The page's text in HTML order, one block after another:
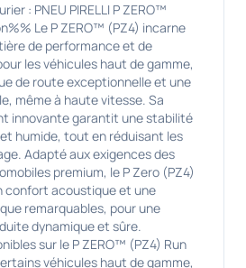
: PNEU PIRELLI P ZERO™
Le P ZERO™ (PZ4) incarne
de performance et de
les véhicules haut de gamme,
de route exceptionnelle et une
même à haute vitesse. Sa
innovante garantit une stabilité
humide, tout en réduisant les
Adapté aux exigences des
premium, le P Zero (PZ4)
confort acoustique et une
remarquables, pour une
dynamique et sûre.
sur le P ZERO™ (PZ4) Run
véhicules haut de gamme,